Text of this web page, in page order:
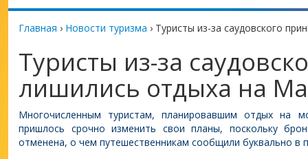
Главная › Новости туризма › Туристы из-за саудовского
Туристы из-за
лишились отдыха на
Многочисленным туристам, планировавшим отдых на
пришлось срочно изменить свои планы, поскольку
отменена, о чем путешественникам сообщили буквально в